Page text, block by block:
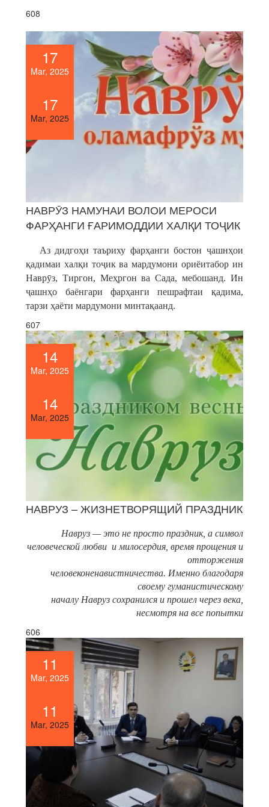
608
17
Mar, 2025
17
Mar, 2025
НАВРӮЗ НАМУНАИ ВОЛОИ МЕРОСИ
ФАРҲАНГИ ҒАРИМОДДИИ ХАЛҚИ ТОҶИК
Аз дидгоҳи таъриху фарҳанги бостон ҷашнҳои
қадимаи халқи тоҷик ва мардумони ориёитабор ин
Наврӯз, Тиргон, Меҳргон ва Сада, мебошанд. Ин
ҷашнҳо баёнгари фарҳанги пешрафтаи қадима,
тарзи ҳаёти мардумони минтақаанд.
607
14
Mar, 2025
14
Mar, 2025
НАВРУЗ – ЖИЗНЕТВОРЯЩИЙ ПРАЗДНИК
Навруз — это не просто праздник, а символ
человеческой любви и милосердия, время прощения и
отторжения
человеконенавистничества. Именно благодаря
своему гуманистическому
началу Навруз сохранился и прошел через века,
несмотря на все попытки
606
11
Mar, 2025
11
Mar, 2025